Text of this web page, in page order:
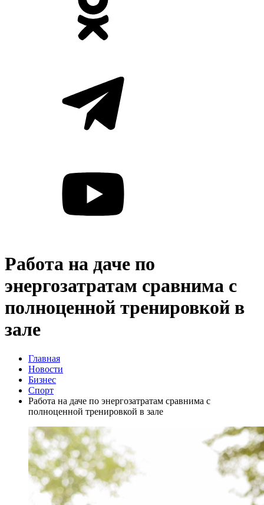
Работа на даче по
энергозатратам сравнима с
полноценной тренировкой в
зале
Главная
Новости
Бизнес
Спорт
Работа на даче по энергозатратам сравнима с
полноценной тренировкой в зале